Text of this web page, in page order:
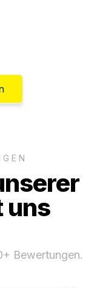
uns
Bewertungen.